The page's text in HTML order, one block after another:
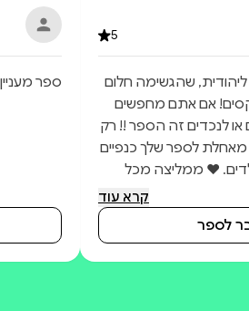
5
איזה כיף וגאווה לפרגן ליהודית, שהגשימה חלום
וכתבה ספר ילדים מקסים! אם אתם מחפשים
או לנכדים זה הספר !! רק
לספר שלך כנפיים
❤️ ממליצה מכל
קרא עוד
לספר
ספר